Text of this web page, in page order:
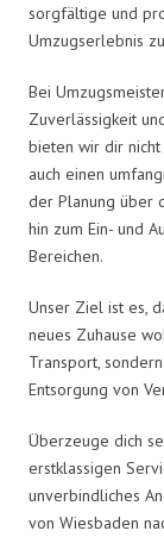
sorgfältige und
Umzugserlebnis
Bei
Zuverlässigkeit
bieten wir dir
auch einen
der Planung über
hin zum Ein- und
Bereichen.
Unser Ziel ist es,
neues Zuhause
Transport,
Entsorgung von
Überzeuge dich
erstklassigen
unverbindliches
von Wiesbaden